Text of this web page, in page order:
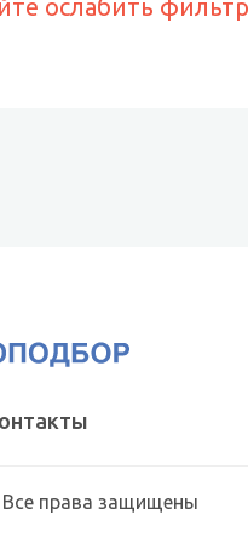
ослабить
права защищены